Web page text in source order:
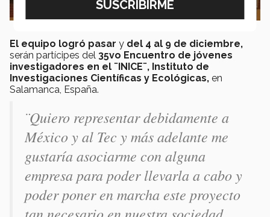
El equipo logró pasar y del 4 al 9 de diciembre,
serán partícipes del 35vo Encuentro de jóvenes
investigadores en el ¨INICE¨, Instituto de
Investigaciones Científicas y Ecológicas, en
Salamanca, España.
¨Quiero representar debidamente a
México y al Tec y más adelante me
gustaría asociarme con alguna
empresa para poder llevarla a cabo y
poder poner en marcha este proyecto